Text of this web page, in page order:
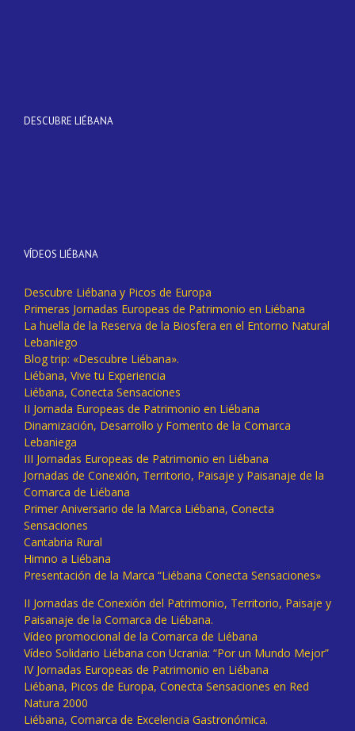
DESCUBRE LIÉBANA
VÍDEOS LIÉBANA
Descubre Liébana y Picos de Europa
Primeras Jornadas Europeas de Patrimonio en Liébana
La huella de la Reserva de la Biosfera en el Entorno Natural
Lebaniego
Blog trip: «Descubre Liébana».
Liébana, Vive tu Experiencia
Liébana, Conecta Sensaciones
II Jornada Europeas de Patrimonio en Liébana
Dinamización, Desarrollo y Fomento de la Comarca
Lebaniega
III Jornadas Europeas de Patrimonio en Liébana
Jornadas de Conexión, Territorio, Paisaje y Paisanaje de la
Comarca de Liébana
Primer Aniversario de la Marca Liébana, Conecta
Sensaciones
Cantabria Rural
Himno a Liébana
Presentación de la Marca “Liébana Conecta Sensaciones»
II Jornadas de Conexión del Patrimonio, Territorio, Paisaje y
Paisanaje de la Comarca de Liébana.
Vídeo promocional de la Comarca de Liébana
Vídeo Solidario Liébana con Ucrania: “Por un Mundo Mejor”
IV Jornadas Europeas de Patrimonio en Liébana
Liébana, Picos de Europa, Conecta Sensaciones en Red
Natura 2000
Liébana, Comarca de Excelencia Gastronómica.